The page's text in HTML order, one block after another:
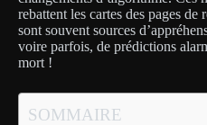
rebattent les cartes des pages de
sont souvent sources
voire parfois, de prédictions
mort !
SOMMAIRE